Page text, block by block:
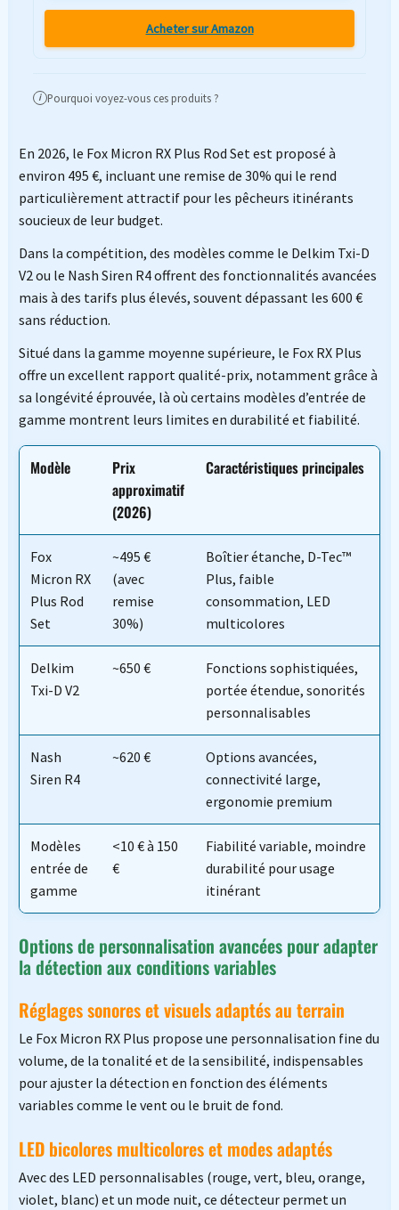
Acheter sur Amazon
i Pourquoi voyez-vous ces produits ?
En 2026, le Fox Micron RX Plus Rod Set est proposé à
environ 495 €, incluant une remise de 30% qui le rend
particulièrement attractif pour les pêcheurs itinérants
soucieux de leur budget.
Dans la compétition, des modèles comme le Delkim Txi-D
V2 ou le Nash Siren R4 offrent des fonctionnalités avancées
mais à des tarifs plus élevés, souvent dépassant les 600 €
sans réduction.
Situé dans la gamme moyenne supérieure, le Fox RX Plus
offre un excellent rapport qualité-prix, notamment grâce à
sa longévité éprouvée, là où certains modèles d’entrée de
gamme montrent leurs limites en durabilité et fiabilité.
Modèle
Prix
approximatif
(2026)
Caractéristiques principales
Fox
Micron RX
Plus Rod
Set
~495 €
(avec
remise
30%)
Boîtier étanche, D-Tec™
Plus, faible
consommation, LED
multicolores
Delkim
Txi-D V2
~650 €
Fonctions sophistiquées,
portée étendue, sonorités
personnalisables
Nash
Siren R4
~620 €
Options avancées,
connectivité large,
ergonomie premium
Modèles
entrée de
gamme
<10 € à 150
€
Fiabilité variable, moindre
durabilité pour usage
itinérant
Options de personnalisation avancées pour adapter
la détection aux conditions variables
Réglages sonores et visuels adaptés au terrain
Le Fox Micron RX Plus propose une personnalisation fine du
volume, de la tonalité et de la sensibilité, indispensables
pour ajuster la détection en fonction des éléments
variables comme le vent ou le bruit de fond.
LED bicolores multicolores et modes adaptés
Avec des LED personnalisables (rouge, vert, bleu, orange,
violet, blanc) et un mode nuit, ce détecteur permet un